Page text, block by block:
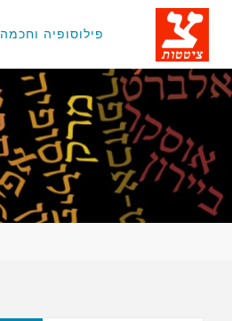
דלגו
פילוסופיה וחכמה